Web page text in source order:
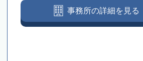
事務所の詳細を見る